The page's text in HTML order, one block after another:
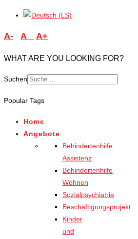
A- A A+
WHAT ARE YOU LOOKING FOR?
Suchen
Popular Tags
Home
Angebote
Behindertenhilfe
Assistenz
Behindertenhilfe
Wohnen
Sozialpsychiatrie
Beschäftigungsprojekt
Kinder
und